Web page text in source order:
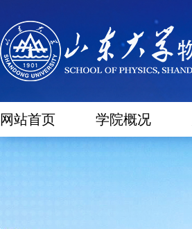
网站首页 学院概况